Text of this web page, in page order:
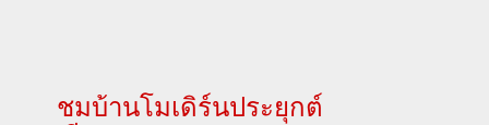
ชมบ้านโมเดิร์นประยุกต์